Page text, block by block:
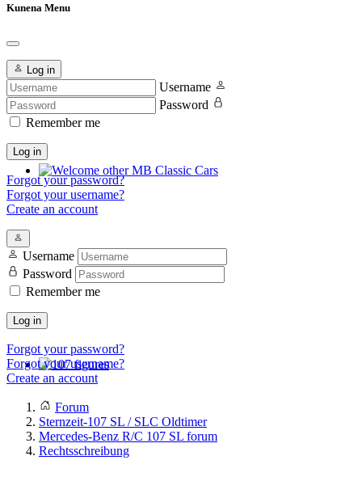
Welcome other MB Classic Cars
107 figures
Kunena Menu
Log in
Username
Password
Remember me
Log in
Forgot your password?
Forgot your username?
Create an account
Username
Password
Remember me
Log in
Forgot your password?
Forgot your username?
Create an account
Forum
Sternzeit-107 SL / SLC Oldtimer
Mercedes-Benz R/C 107 SL forum
Rechtsschreibung